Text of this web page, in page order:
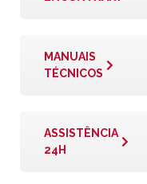
MANUAIS
TÉCNICOS
ASSISTÊNCIA
24H